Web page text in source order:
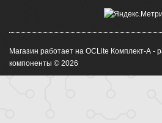
Магазин работает на OCLite Комплект-А -
компоненты © 2026